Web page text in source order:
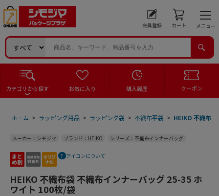
会員登録 カート メニュー
カテゴリから探す お気に入り 購入履歴 クーポン
ホーム > ラッピング用品 > ラッピング袋 > 不織布平袋 > HEIKO 不織布
メーカー：シモジマ ブランド：HEIKO シリーズ：不織布インナーバッグ
アイコンについて
HEIKO 不織布袋 不織布インナーバッグ 25-35 ホ
ワイト 100枚/袋